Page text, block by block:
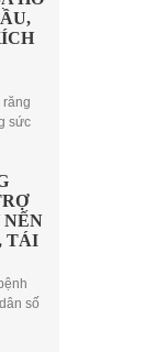
răng
sức
TÁI
số